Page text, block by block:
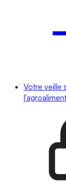
Votre veille